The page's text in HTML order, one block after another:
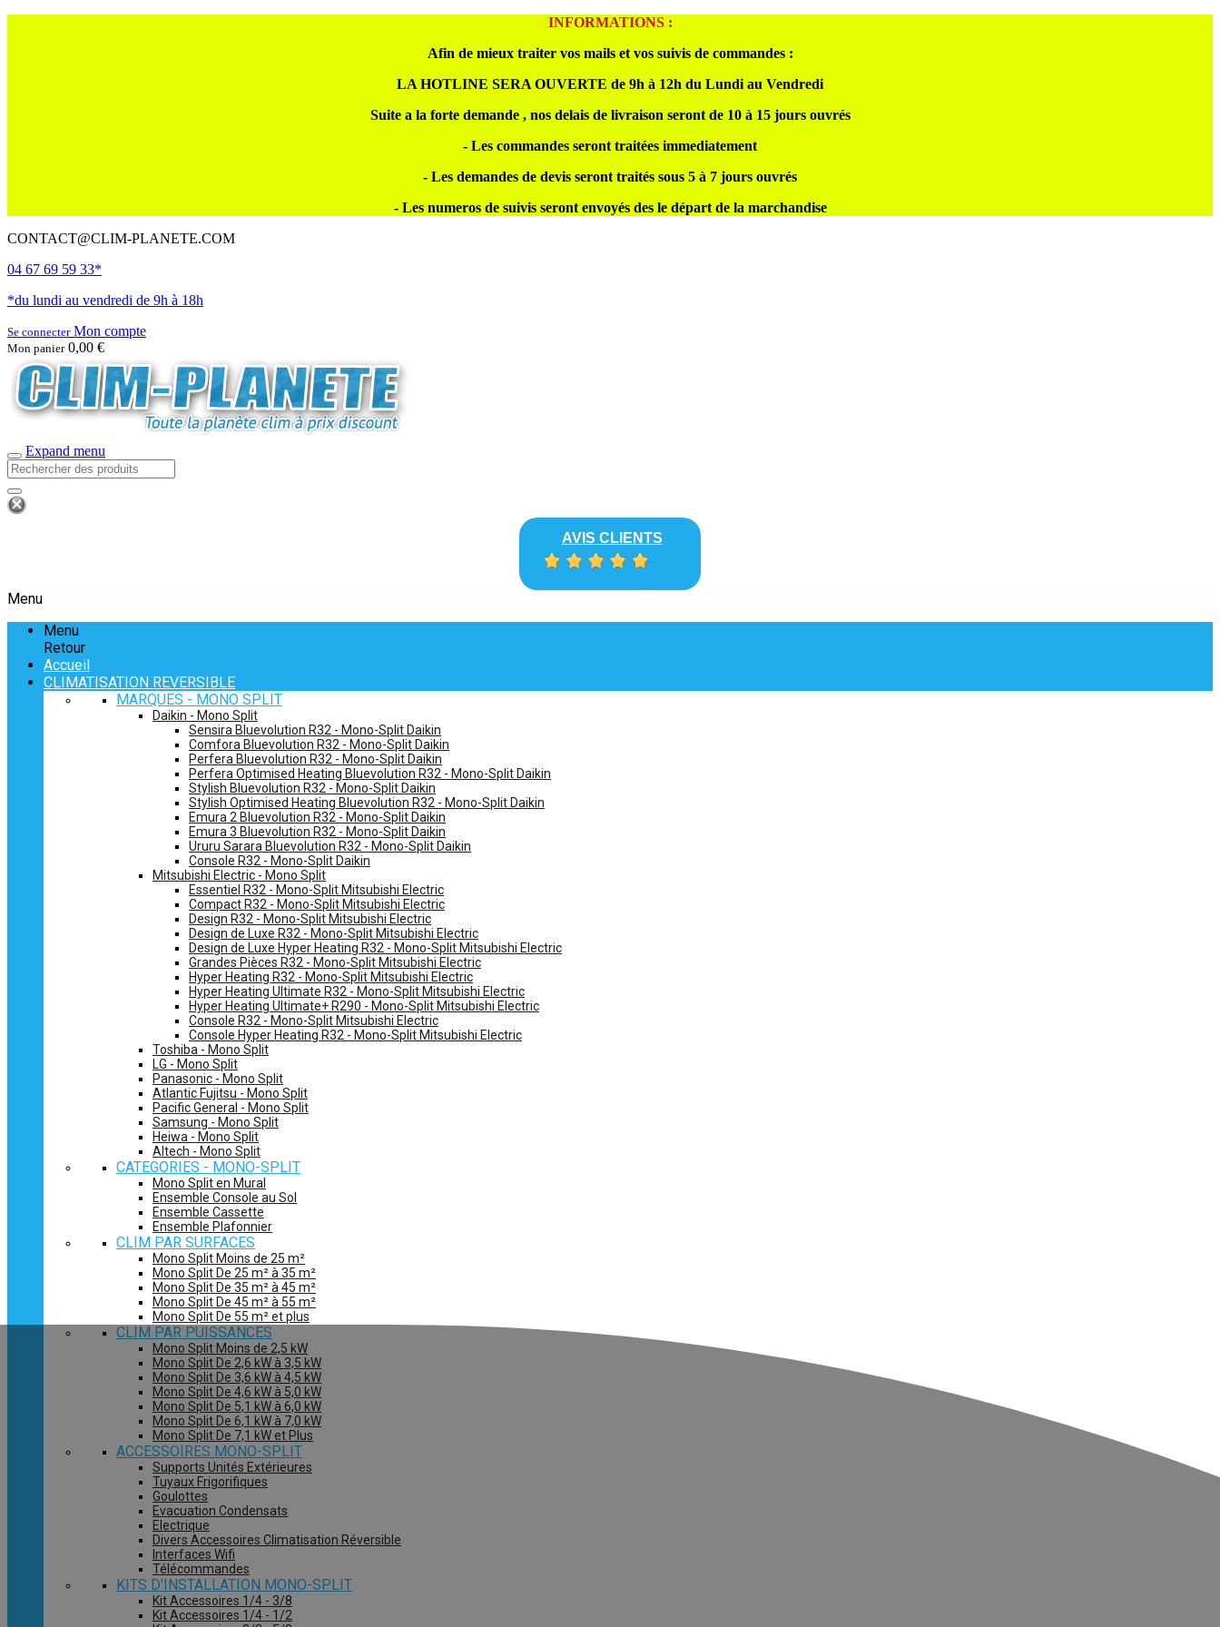
INFORMATIONS :
Afin de mieux traiter vos mails et vos suivis de commandes :
LA HOTLINE SERA OUVERTE de 9h à 12h du Lundi au Vendredi
Suite a la forte demande , nos delais de livraison seront de 10 à 15 jours ouvrés
- Les commandes seront traitées immediatement
- Les demandes de devis seront traités sous 5 à 7 jours ouvrés
- Les numeros de suivis seront envoyés des le départ de la marchandise
CONTACT@CLIM-PLANETE.COM
04 67 69 59 33*
*du lundi au vendredi de 9h à 18h
Se connecterMon compte
Mon panier 0,00 €
Expand menu
AVIS CLIENTS
Menu
Menu
Retour
Accueil
CLIMATISATION REVERSIBLE
MARQUES - MONO SPLIT
Daikin - Mono Split
Sensira Bluevolution R32 - Mono-Split Daikin
Comfora Bluevolution R32 - Mono-Split Daikin
Perfera Bluevolution R32 - Mono-Split Daikin
Perfera Optimised Heating Bluevolution R32 - Mono-Split Daikin
Stylish Bluevolution R32 - Mono-Split Daikin
Stylish Optimised Heating Bluevolution R32 - Mono-Split Daikin
Emura 2 Bluevolution R32 - Mono-Split Daikin
Emura 3 Bluevolution R32 - Mono-Split Daikin
Ururu Sarara Bluevolution R32 - Mono-Split Daikin
Console R32 - Mono-Split Daikin
Mitsubishi Electric - Mono Split
Essentiel R32 - Mono-Split Mitsubishi Electric
Compact R32 - Mono-Split Mitsubishi Electric
Design R32 - Mono-Split Mitsubishi Electric
Design de Luxe R32 - Mono-Split Mitsubishi Electric
Design de Luxe Hyper Heating R32 - Mono-Split Mitsubishi Electric
Grandes Pièces R32 - Mono-Split Mitsubishi Electric
Hyper Heating R32 - Mono-Split Mitsubishi Electric
Hyper Heating Ultimate R32 - Mono-Split Mitsubishi Electric
Hyper Heating Ultimate+ R290 - Mono-Split Mitsubishi Electric
Console R32 - Mono-Split Mitsubishi Electric
Console Hyper Heating R32 - Mono-Split Mitsubishi Electric
Toshiba - Mono Split
LG - Mono Split
Panasonic - Mono Split
Atlantic Fujitsu - Mono Split
Pacific General - Mono Split
Samsung - Mono Split
Heiwa - Mono Split
Altech - Mono Split
CATEGORIES - MONO-SPLIT
Mono Split en Mural
Ensemble Console au Sol
Ensemble Cassette
Ensemble Plafonnier
CLIM PAR SURFACES
Mono Split Moins de 25 m²
Mono Split De 25 m² à 35 m²
Mono Split De 35 m² à 45 m²
Mono Split De 45 m² à 55 m²
Mono Split De 55 m² et plus
CLIM PAR PUISSANCES
Mono Split Moins de 2,5 kW
Mono Split De 2,6 kW à 3,5 kW
Mono Split De 3,6 kW à 4,5 kW
Mono Split De 4,6 kW à 5,0 kW
Mono Split De 5,1 kW à 6,0 kW
Mono Split De 6,1 kW à 7,0 kW
Mono Split De 7,1 kW et Plus
ACCESSOIRES MONO-SPLIT
Supports Unités Extérieures
Tuyaux Frigorifiques
Goulottes
Evacuation Condensats
Electrique
Divers Accessoires Climatisation Réversible
Interfaces Wifi
Télécommandes
KITS D'INSTALLATION MONO-SPLIT
Kit Accessoires 1/4 - 3/8
Kit Accessoires 1/4 - 1/2